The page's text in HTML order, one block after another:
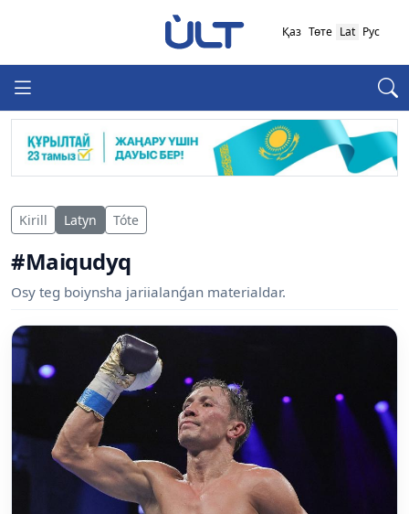
Қаз Төте Lat Рус
Kirill Latyn Tóte
#Maiqudyq
Osy teg boiynsha jariialanǵan materialdar.